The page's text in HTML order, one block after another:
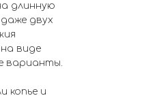
длинную
двух
виде
варианты.
копье и